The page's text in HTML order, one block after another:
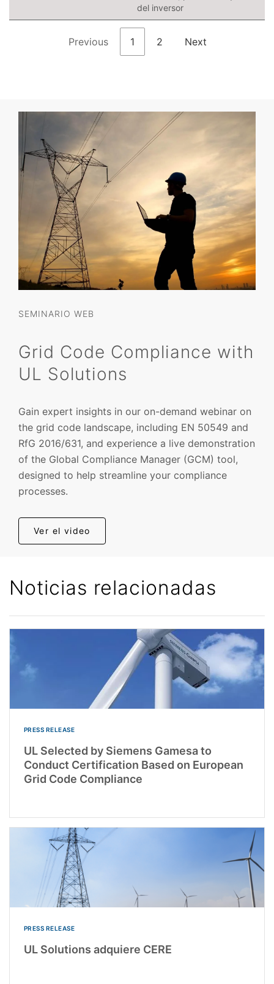
del inversor
Previous 1 2 Next
SEMINARIO WEB
Grid Code Compliance with
UL Solutions
Gain expert insights in our on-demand webinar on
the grid code landscape, including EN 50549 and
RfG 2016/631, and experience a live demonstration
of the Global Compliance Manager (GCM) tool,
designed to help streamline your compliance
processes.
Ver el video
Noticias relacionadas
PRESS RELEASE
UL Selected by Siemens Gamesa to
Conduct Certification Based on European
Grid Code Compliance
PRESS RELEASE
UL Solutions adquiere CERE